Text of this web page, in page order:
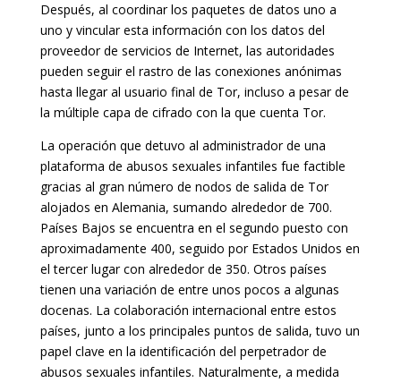
Después, al coordinar los paquetes de datos uno a
uno y vincular esta información con los datos del
proveedor de servicios de Internet, las autoridades
pueden seguir el rastro de las conexiones anónimas
hasta llegar al usuario final de Tor, incluso a pesar de
la múltiple capa de cifrado con la que cuenta Tor.
La operación que detuvo al administrador de una
plataforma de abusos sexuales infantiles fue factible
gracias al gran número de nodos de salida de Tor
alojados en Alemania, sumando alrededor de 700.
Países Bajos se encuentra en el segundo puesto con
aproximadamente 400, seguido por Estados Unidos en
el tercer lugar con alrededor de 350. Otros países
tienen una variación de entre unos pocos a algunas
docenas. La colaboración internacional entre estos
países, junto a los principales puntos de salida, tuvo un
papel clave en la identificación del perpetrador de
abusos sexuales infantiles. Naturalmente, a medida